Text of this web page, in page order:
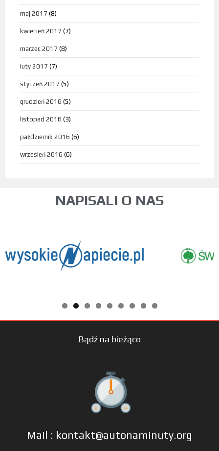
maj 2017 (8)
kwiecień 2017 (7)
marzec 2017 (8)
luty 2017 (7)
styczeń 2017 (5)
grudzień 2016 (5)
listopad 2016 (3)
październik 2016 (6)
wrzesień 2016 (6)
NAPISALI O NAS
Bądź na bieżąco
Mail : kontakt@autonaminuty.org